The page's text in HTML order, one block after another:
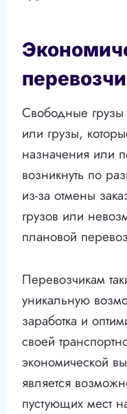
Свободные грузы
или грузы,
назначения или
возникнуть по
из-за отмены
грузов или
плановой
Перевозчикам
уникальную
заработка и
своей
экономической
является
пустующих мест